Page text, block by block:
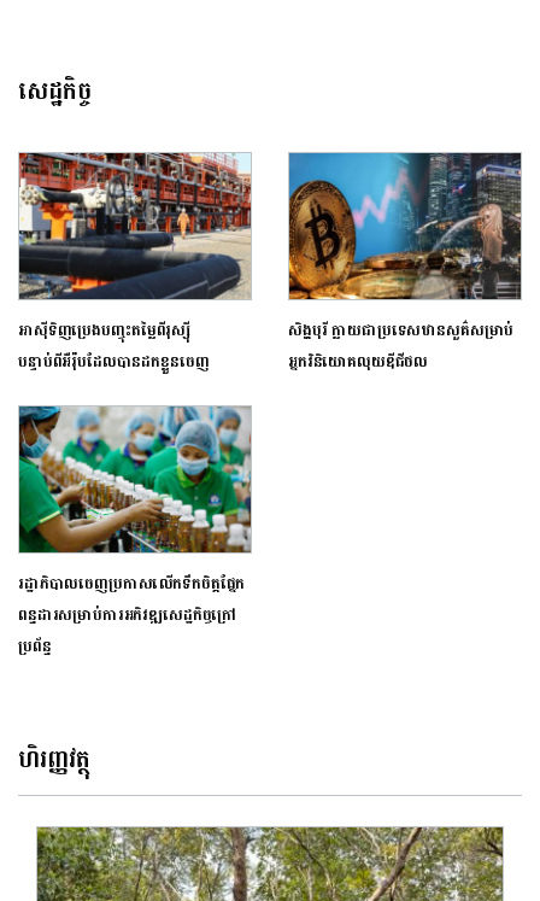
សេដ្ឋកិច្ច
អាស៊ីទិញប្រេងបញ្ចុះតម្លៃពីរុស្ស៊ី
បន្ទាប់ពីអឺរ៉ុបដែលបានដកខ្លួនចេញ
សិង្ហបុរី ក្លាយជាប្រទេសឋានសួគ៌សម្រាប់
អ្នកវិនិយោគលុយឌីជីថល
រដ្ឋាភិបាលចេញ​ប្រកាសលើកទឹកចិត្តផ្នែក
ពន្ធដារសម្រាប់ការអភិវឌ្ឍសេដ្ឋកិច្ចក្រៅ
ប្រព័ន្ធ
ហិរញ្ញវត្ថុ